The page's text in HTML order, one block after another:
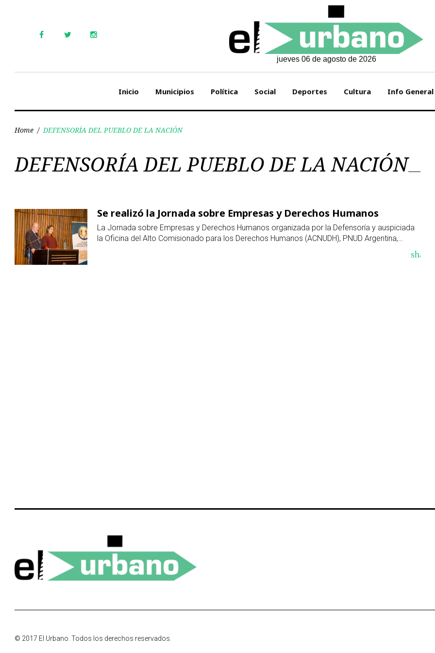
jueves 06 de agosto de 2026
Inicio Municipios Política Social Deportes Cultura Info General
Home / DEFENSORÍA DEL PUEBLO DE LA NACIÓN
Etiqueta:
DEL
PUEBLO
DEFENSORÍA DEL PUEBLO DE LA NACIÓN
Se realizó la Jornada sobre Empresas y Derechos Humanos
La Jornada sobre Empresas y Derechos Humanos organizada por la Defensoría y auspiciada
la Oficina del Alto Comisionado para los Derechos Humanos (ACNUDH), PNUD Argentina,…
share
© 2017 El Urbano. Todos los derechos reservados.